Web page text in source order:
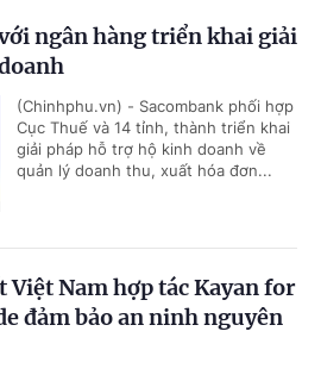
ngân hàng triển khai giải
(Chinhphu.vn) - Sacombank phối hợp
Cục Thuế và 14 tỉnh, thành triển khai
giải pháp hỗ trợ hộ kinh doanh về
quản lý doanh thu, xuất hóa đơn...
Việt Nam hợp tác Kayan for
đảm bảo an ninh nguyên